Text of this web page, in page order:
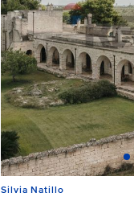
Silvia Natillo